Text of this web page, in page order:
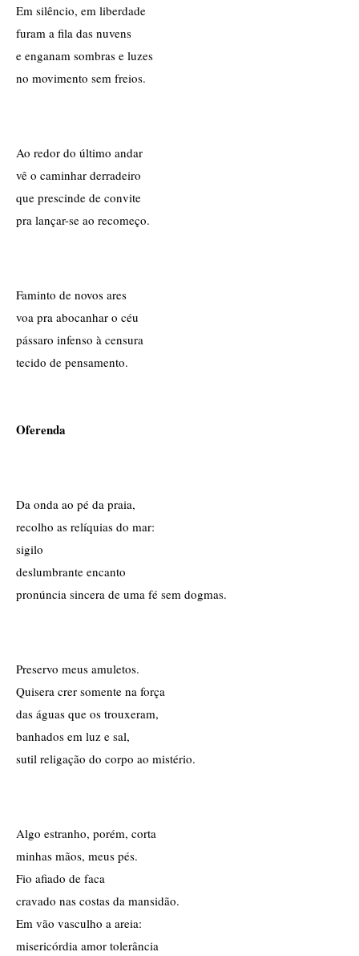
Em silêncio, em liberdade
furam a fila das nuvens
e enganam sombras e luzes
no movimento sem freios.
Ao redor do último andar
vê o caminhar derradeiro
que prescinde de convite
pra lançar-se ao recomeço.
Faminto de novos ares
voa pra abocanhar o céu
pássaro infenso à censura
tecido de pensamento.
Oferenda
Da onda ao pé da praia,
recolho as relíquias do mar:
sigilo
deslumbrante encanto
pronúncia sincera de uma fé sem dogmas.
Preservo meus amuletos.
Quisera crer somente na força
das águas que os trouxeram,
banhados em luz e sal,
sutil religação do corpo ao mistério.
Algo estranho, porém, corta
minhas mãos, meus pés.
Fio afiado de faca
cravado nas costas da mansidão.
Em vão vasculho a areia:
misericórdia amor tolerância